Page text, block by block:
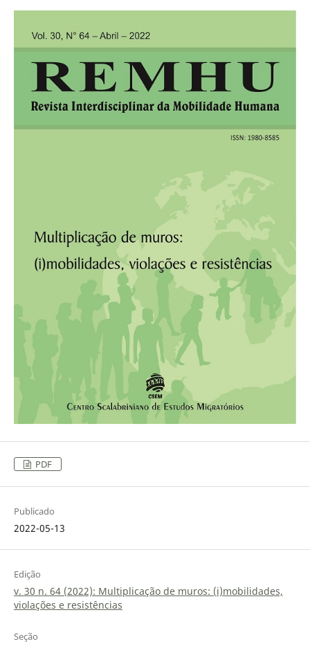
PDF
Publicado
2022-05-13
Edição
v. 30 n. 64 (2022): Multiplicação de muros: (i)mobilidades,
violações e resistências
Seção